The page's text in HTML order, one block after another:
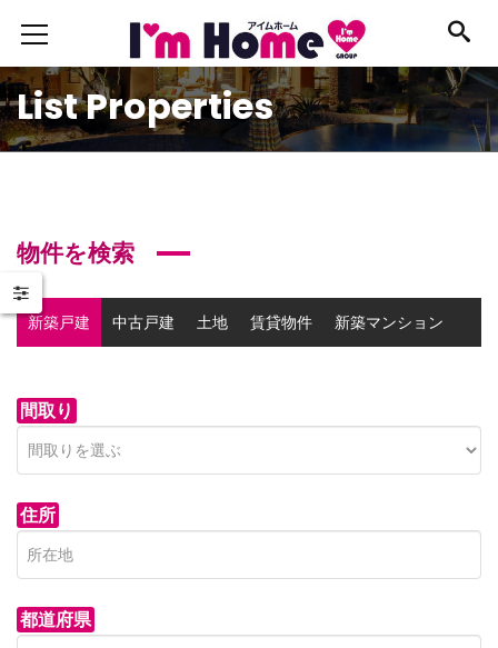
List Properties
物件を検索
新築戸建 中古戸建 土地 賃貸物件 新築マンション
間取り
住所
都道府県